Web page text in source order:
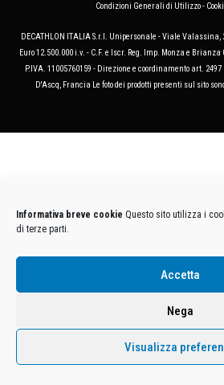
Informativa breve cookie Questo sito utilizza i
di terze parti.
Accetta
Nega
Visualizza
Condizioni Generali di Utilizzo-
DECATHLON ITALIA S.r.l. Unipersonale - Viale Valassina,
Euro 12.500.000 i.v. - C.F. e Iscr. Reg. Imp. Monza e Brianza
P.IVA. 11005760159 - Direzione e coordinamento art. 2497
D'Ascq, Francia Le foto dei prodotti presenti sul sito